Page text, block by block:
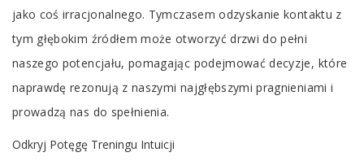
jako coś irracjonalnego. Tymczasem odzyskanie kontaktu z
tym głębokim źródłem może otworzyć drzwi do pełni
naszego potencjału, pomagając podejmować decyzje, które
naprawdę rezonują z naszymi najgłębszymi pragnieniami i
prowadzą nas do spełnienia.
Odkryj Potęgę Treningu Intuicji